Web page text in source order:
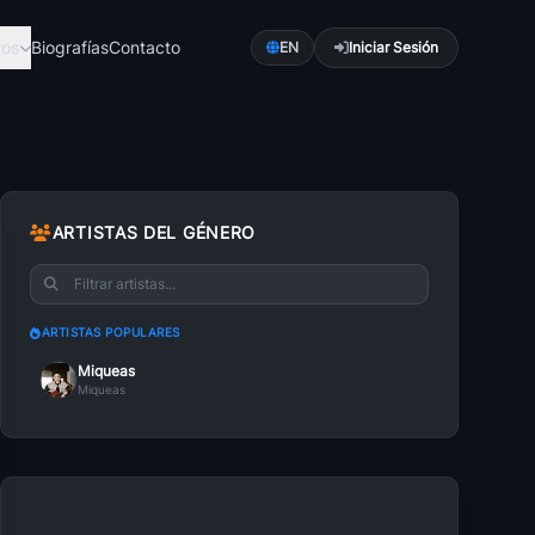
Pop
La bachata es un ...
Caleta
BiografíasContacto EN Iniciar Sesión
ARTISTAS DEL GÉNERO
ARTISTAS POPULARES
Miqueas
Miqueas